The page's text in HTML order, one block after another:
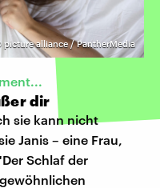
picture alliance / PantherMedia
dir
sie kann nicht
Janis – eine Frau,
Schlaf der